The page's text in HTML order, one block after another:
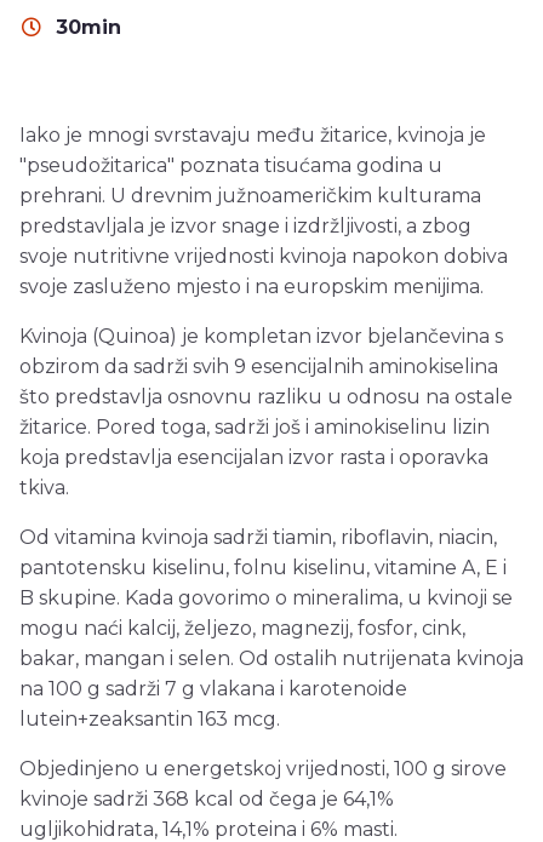
30min
Iako je mnogi svrstavaju među žitarice, kvinoja je
"pseudožitarica" poznata tisućama godina u
prehrani. U drevnim južnoameričkim kulturama
predstavljala je izvor snage i izdržljivosti, a zbog
svoje nutritivne vrijednosti kvinoja napokon dobiva
svoje zasluženo mjesto i na europskim menijima.
Kvinoja (Quinoa) je kompletan izvor bjelančevina s
obzirom da sadrži svih 9 esencijalnih aminokiselina
što predstavlja osnovnu razliku u odnosu na ostale
žitarice. Pored toga, sadrži još i aminokiselinu lizin
koja predstavlja esencijalan izvor rasta i oporavka
tkiva.
Od vitamina kvinoja sadrži tiamin, riboflavin, niacin,
pantotensku kiselinu, folnu kiselinu, vitamine A, E i
B skupine. Kada govorimo o mineralima, u kvinoji se
mogu naći kalcij, željezo, magnezij, fosfor, cink,
bakar, mangan i selen. Od ostalih nutrijenata kvinoja
na 100 g sadrži 7 g vlakana i karotenoide
lutein+zeaksantin 163 mcg.
Objedinjeno u energetskoj vrijednosti, 100 g sirove
kvinoje sadrži 368 kcal od čega je 64,1%
ugljikohidrata, 14,1% proteina i 6% masti.